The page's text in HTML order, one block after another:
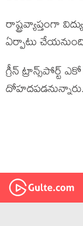
రాష్ట్రవ్యాప్తంగా
ఏర్పాటు
గ్రీన్ ట్రాన్స్‌పోర్ట్
దోహ‌ద‌ప‌డ‌నున్నారు.